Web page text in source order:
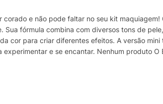
e não pode faltar no seu kit maquiagem!
fórmula combina com diversos tons de
cor para criar diferentes efeitos. A versão mini
e se encantar. Nenhum produto O